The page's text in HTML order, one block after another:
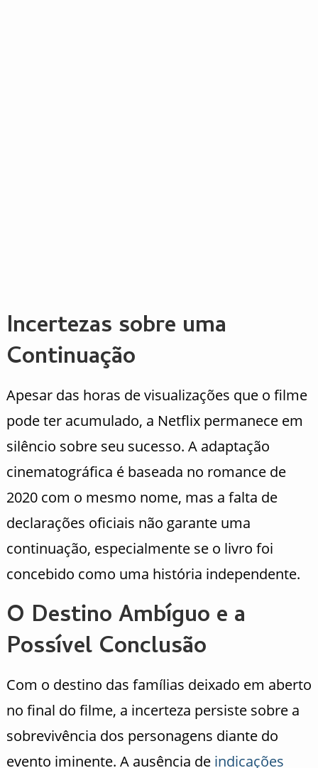
Incertezas sobre uma
Continuação
Apesar das horas de visualizações que o filme
pode ter acumulado, a Netflix permanece em
silêncio sobre seu sucesso. A adaptação
cinematográfica é baseada no romance de
2020 com o mesmo nome, mas a falta de
declarações oficiais não garante uma
continuação, especialmente se o livro foi
concebido como uma história independente.
O Destino Ambíguo e a
Possível Conclusão
Com o destino das famílias deixado em aberto
no final do filme, a incerteza persiste sobre a
sobrevivência dos personagens diante do
evento iminente. A ausência de indicações